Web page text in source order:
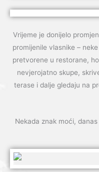
Vrijeme je donijelo
promijenile vlasnike –
pretvorene u restorane,
nevjerojatno skupe,
terase i dalje gledaju na
Nekada znak moći,